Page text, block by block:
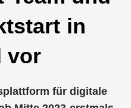
in
vor
für digitale